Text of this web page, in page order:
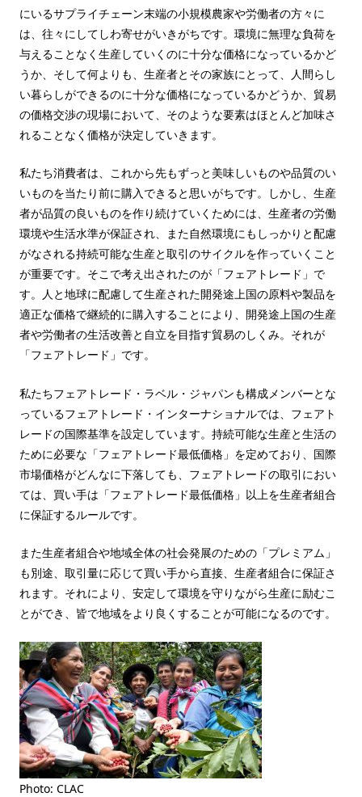
にいるサプライチェーン末端の小規模農家や労働者の方々に
は、往々にしてしわ寄せがいきがちです。環境に無理な負荷を
与えることなく生産していくのに十分な価格になっているかど
うか、そして何よりも、生産者とその家族にとって、人間らし
い暮らしができるのに十分な価格になっているかどうか、貿易
の価格交渉の現場において、そのような要素はほとんど加味さ
れることなく価格が決定していきます。
私たち消費者は、これから先もずっと美味しいものや品質のい
いものを当たり前に購入できると思いがちです。しかし、生産
者が品質の良いものを作り続けていくためには、生産者の労働
環境や生活水準が保証され、また自然環境にもしっかりと配慮
がなされる持続可能な生産と取引のサイクルを作っていくこと
が重要です。そこで考え出されたのが「フェアトレード」で
す。人と地球に配慮して生産された開発途上国の原料や製品を
適正な価格で継続的に購入することにより、開発途上国の生産
者や労働者の生活改善と自立を目指す貿易のしくみ。それが
「フェアトレード」です。
私たちフェアトレード・ラベル・ジャパンも構成メンバーとな
っているフェアトレード・インターナショナルでは、フェアト
レードの国際基準を設定しています。持続可能な生産と生活の
ために必要な「フェアトレード最低価格」を定めており、国際
市場価格がどんなに下落しても、フェアトレードの取引におい
ては、買い手は「フェアトレード最低価格」以上を生産者組合
に保証するルールです。
また生産者組合や地域全体の社会発展のための「プレミアム」
も別途、取引量に応じて買い手から直接、生産者組合に保証さ
れます。それにより、安定して環境を守りながら生産に励むこ
とができ、皆で地域をより良くすることが可能になるのです。
Photo: CLAC